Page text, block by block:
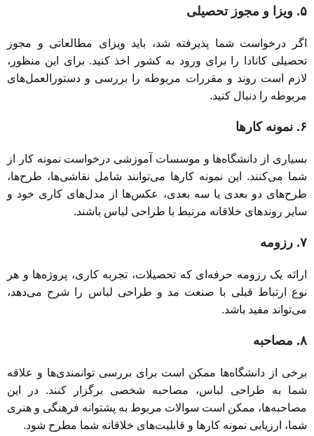
۵. ویزا و مجوز تحصیلی
اگر درخواست شما پذیرفته شد، باید ویزای مطالعاتی و مجوز
تحصیلی کانادا را برای ورود به کشور اخذ کنید. برای این منظور،
لازم است روند و مقررات مربوطه را بررسی و دستورالعمل‌های
مربوطه را دنبال کنید.
۶. نمونه کارها
بسیاری از دانشگاه‌ها و موسسات آموزشی درخواست نمونه کار از
شما می‌کنند. این نمونه کارها می‌توانند شامل نقاشی‌ها، طرح‌ها،
طرح‌های دو بعدی یا سه بعدی، عکس‌ها از مدل‌های کاری خود و
سایر روند‌های خلاقانه مرتبط با طراحی لباس باشند.
۷. رزومه
ارائه یک رزومه حرفه‌ای که تحصیلات، تجربه کاری، پروژه‌ها و هر
نوع ارتباط قبلی با صنعت مد و طراحی لباس را شرح می‌دهد،
می‌تواند مفید باشد.
۸. مصاحبه
برخی از دانشگاه‌ها ممکن است برای بررسی توانمندی‌ها و علاقه
شما به طراحی لباس، مصاحبه شخصی برگزار کنند. در این
مصاحبه‌ها، ممکن است سوالات مربوط به پشتوانه فرهنگی و هنری
شما، ارزیابی نمونه کارها و قابلیت‌های خلاقانه شما مطرح شود.